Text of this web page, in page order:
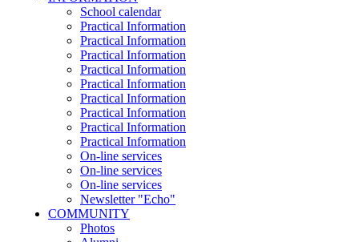
School calendar
Practical Information
Practical Information
Practical Information
Practical Information
Practical Information
Practical Information
Practical Information
Practical Information
Practical Information
On-line services
On-line services
On-line services
Newsletter "Echo"
COMMUNITY
Photos